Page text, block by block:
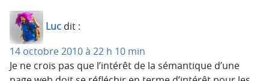
Luc dit :
14 octobre 2010 à 22 h 10 min
Je ne crois pas que l’intérêt de la sémantique d’une